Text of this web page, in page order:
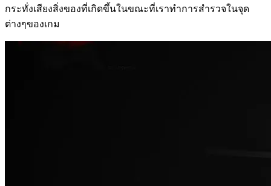
กระทั่งเสียงสิ่งของที่เกิดขึ้นในขณะที่เราทำการสำรวจในจุด
ต่างๆของเกม